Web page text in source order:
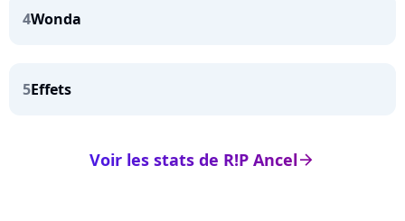
4Wonda
5Effets
arrow_right
Voir les stats de R!P Ancel